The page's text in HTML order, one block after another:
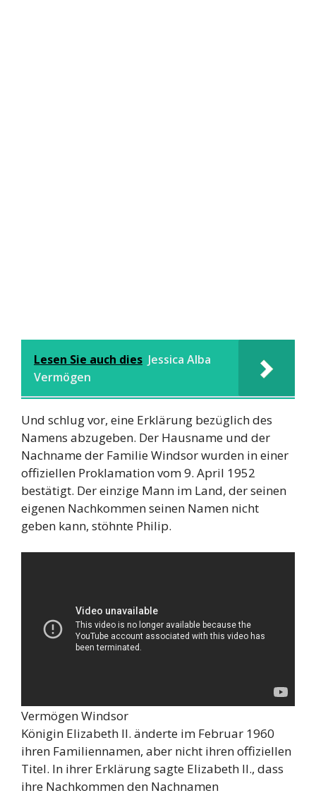
Lesen Sie auch dies Jessica Alba
Vermögen
Und schlug vor, eine Erklärung bezüglich des
Namens abzugeben. Der Hausname und der
Nachname der Familie Windsor wurden in einer
offiziellen Proklamation vom 9. April 1952
bestätigt. Der einzige Mann im Land, der seinen
eigenen Nachkommen seinen Namen nicht
geben kann, stöhnte Philip.
Vermögen Windsor
Königin Elizabeth II. änderte im Februar 1960
ihren Familiennamen, aber nicht ihren offiziellen
Titel. In ihrer Erklärung sagte Elizabeth II., dass
ihre Nachkommen den Nachnamen